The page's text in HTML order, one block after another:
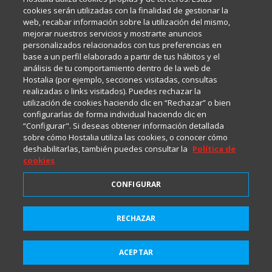
para mantenerte a la última
Suscribirme
Internet y Tecnología.
Política de privacidad
Política de cookies
Aviso legal
2001-2026 © Copyright
Todos los Derechos Reservados
cookies serán utilizadas con la finalidad de gestionar la
web, recabar información sobre la utilización del mismo,
mejorar nuestros servicios y mostrarte anuncios
personalizados relacionados con tus preferencias en
base a un perfil elaborado a partir de tus hábitos y el
análisis de tu comportamiento dentro de la web de
Hostalia (por ejemplo, secciones visitadas, consultas
realizadas o links visitados). Puedes rechazar la
utilización de cookies haciendo clic en “Rechazar” o bien
configurarlas de forma individual haciendo clic en
“Configurar". Si deseas obtener información detallada
sobre cómo Hostalia utiliza las cookies, o conocer cómo
deshabilitarlas, también puedes consultar la Política de
cookies
CONFIGURAR
RECHAZAR
ACEPTAR